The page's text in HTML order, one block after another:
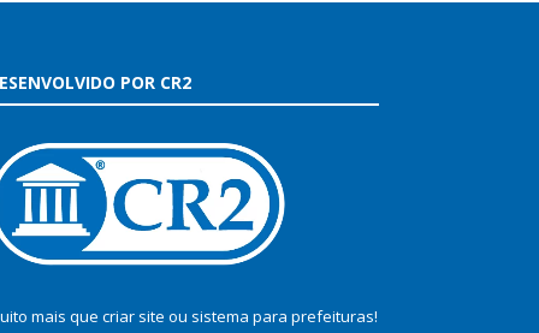
POR CR2
mais que criar site ou sistema para prefeituras!